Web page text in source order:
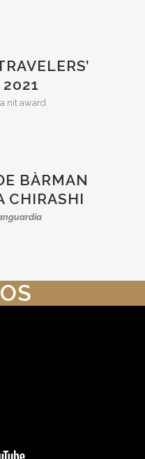
nit award
BÀRMAN
CHIRASHI